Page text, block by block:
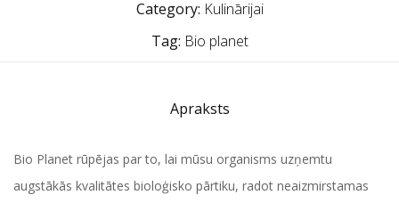
Category: Kulinārijai
Tag: Bio planet
Apraksts
Bio Planet rūpējas par to, lai mūsu organisms uzņemtu
augstākās kvalitātes bioloģisko pārtiku, radot neaizmirstamas